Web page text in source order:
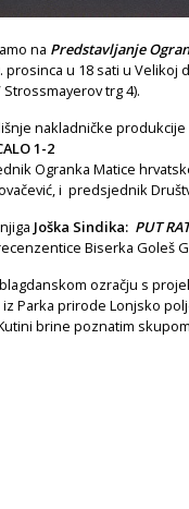
na Predstavljanje
prosinca u 18 sati u Velikoj
trg 4).
nakladničke
1-2
Ogranka Matice
i predsjednik
Joška Sindika: PUT
Biserka Goleš
ozračju s
iz Parka prirode Lonjsko
brine poznatim